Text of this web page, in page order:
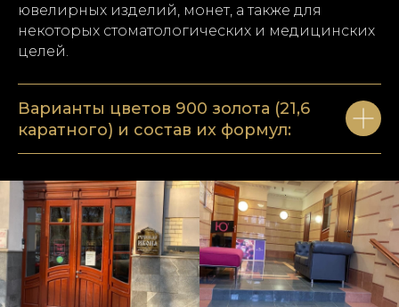
ювелирных изделий, монет, а также для
некоторых стоматологических и медицинских
целей.
Варианты цветов 900 золота (21,6
каратного) и состав их формул: